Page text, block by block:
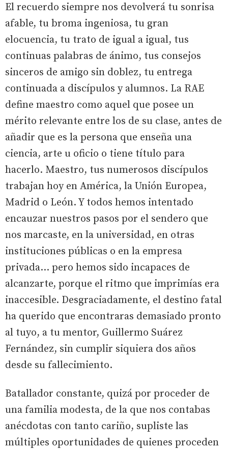
El recuerdo siempre nos devolverá tu sonrisa
afable, tu broma ingeniosa, tu gran
elocuencia, tu trato de igual a igual, tus
continuas palabras de ánimo, tus consejos
sinceros de amigo sin doblez, tu entrega
continuada a discípulos y alumnos. La RAE
define maestro como aquel que posee un
mérito relevante entre los de su clase, antes de
añadir que es la persona que enseña una
ciencia, arte u oficio o tiene título para
hacerlo. Maestro, tus numerosos discípulos
trabajan hoy en América, la Unión Europea,
Madrid o León. Y todos hemos intentado
encauzar nuestros pasos por el sendero que
nos marcaste, en la universidad, en otras
instituciones públicas o en la empresa
privada… pero hemos sido incapaces de
alcanzarte, porque el ritmo que imprimías era
inaccesible. Desgraciadamente, el destino fatal
ha querido que encontraras demasiado pronto
al tuyo, a tu mentor, Guillermo Suárez
Fernández, sin cumplir siquiera dos años
desde su fallecimiento.
Batallador constante, quizá por proceder de
una familia modesta, de la que nos contabas
anécdotas con tanto cariño, supliste las
múltiples oportunidades de quienes proceden